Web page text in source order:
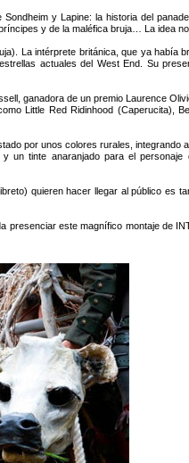
y Lapine: la historia del
y de la maléfica bruja… La idea
La intérprete británica, que ya había
actuales del West End. Su
ganadora de un premio Laurence
Little Red Ridinhood (Caperucita),
por unos colores rurales, integrando
un tinte anaranjado para el personaje
quieren hacer llegar al público es
presenciar este magnífico montaje de